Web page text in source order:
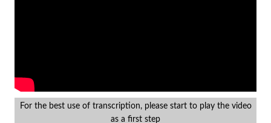
For the best use of transcription, please start to play the video
as a first step